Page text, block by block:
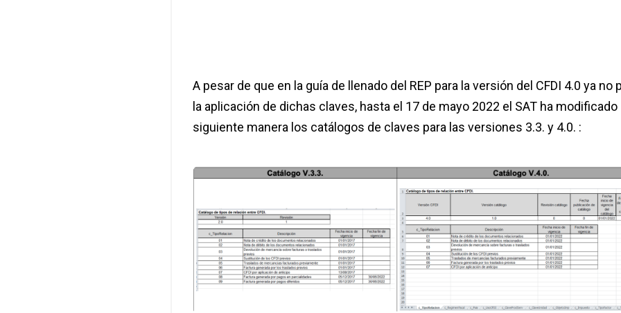
A pesar de que en la guía de llenado del REP para la versión del CFDI 4.0 ya no
la aplicación de dichas claves, hasta el 17 de mayo 2022 el SAT ha modificado
siguiente manera los catálogos de claves para las versiones 3.3. y 4.0. :